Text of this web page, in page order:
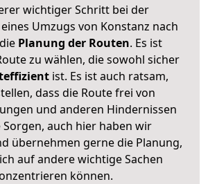
wichtiger Schritt bei der
Umzugs von Konstanz nach
Planung der Routen. Es ist
zu wählen, die sowohl sicher
ist. Es ist auch ratsam,
dass die Route frei von
und anderen Hindernissen
Sorgen, auch hier haben wir
übernehmen gerne die Planung,
auf andere wichtige Sachen
können.